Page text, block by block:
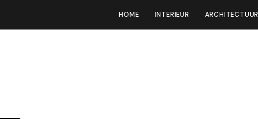
HOME INTERIEUR ARCHITECTUUR